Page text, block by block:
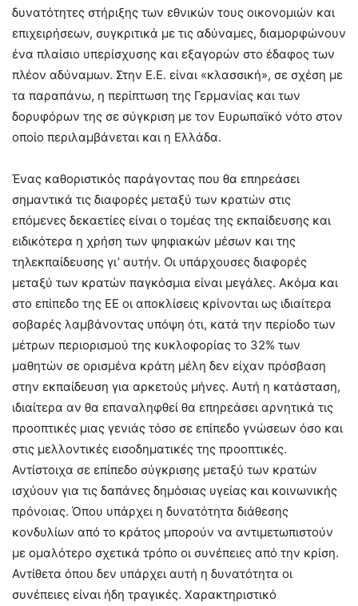
δυνατότητες στήριξης των εθνικών τους οικονομιών και
επιχειρήσεων, συγκριτικά με τις αδύναμες, διαμορφώνουν
ένα πλαίσιο υπερίσχυσης και εξαγορών στο έδαφος των
πλέον αδύναμων. Στην Ε.Ε. είναι «κλασσική», σε σχέση με
τα παραπάνω, η περίπτωση της Γερμανίας και των
δορυφόρων της σε σύγκριση με τον Ευρωπαϊκό νότο στον
οποίο περιλαμβάνεται και η Ελλάδα.
Ένας καθοριστικός παράγοντας που θα επηρεάσει
σημαντικά τις διαφορές μεταξύ των κρατών στις
επόμενες δεκαετίες είναι ο τομέας της εκπαίδευσης και
ειδικότερα η χρήση των ψηφιακών μέσων και της
τηλεκπαίδευσης γι’ αυτήν. Οι υπάρχουσες διαφορές
μεταξύ των κρατών παγκόσμια είναι μεγάλες. Ακόμα και
στο επίπεδο της ΕΕ οι αποκλίσεις κρίνονται ως ιδιαίτερα
σοβαρές λαμβάνοντας υπόψη ότι, κατά την περίοδο των
μέτρων περιορισμού της κυκλοφορίας το 32% των
μαθητών σε ορισμένα κράτη μέλη δεν είχαν πρόσβαση
στην εκπαίδευση για αρκετούς μήνες. Αυτή η κατάσταση,
ιδιαίτερα αν θα επαναληφθεί θα επηρεάσει αρνητικά τις
προοπτικές μιας γενιάς τόσο σε επίπεδο γνώσεων όσο και
στις μελλοντικές εισοδηματικές της προοπτικές.
Αντίστοιχα σε επίπεδο σύγκρισης μεταξύ των κρατών
ισχύουν για τις δαπάνες δημόσιας υγείας και κοινωνικής
πρόνοιας. Όπου υπάρχει η δυνατότητα διάθεσης
κονδυλίων από το κράτος μπορούν να αντιμετωπιστούν
με ομαλότερο σχετικά τρόπο οι συνέπειες από την κρίση.
Αντίθετα όπου δεν υπάρχει αυτή η δυνατότητα οι
συνέπειες είναι ήδη τραγικές. Χαρακτηριστικό